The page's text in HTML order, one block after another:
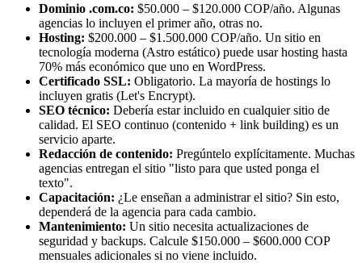
Dominio .com.co: $50.000 – $120.000 COP/año. Algunas
agencias lo incluyen el primer año, otras no.
Hosting: $200.000 – $1.500.000 COP/año. Un sitio en
tecnología moderna (Astro estático) puede usar hosting hasta
70% más económico que uno en WordPress.
Certificado SSL: Obligatorio. La mayoría de hostings lo
incluyen gratis (Let's Encrypt).
SEO técnico: Debería estar incluido en cualquier sitio de
calidad. El SEO continuo (contenido + link building) es un
servicio aparte.
Redacción de contenido: Pregúntelo explícitamente. Muchas
agencias entregan el sitio "listo para que usted ponga el
texto".
Capacitación: ¿Le enseñan a administrar el sitio? Sin esto,
dependerá de la agencia para cada cambio.
Mantenimiento: Un sitio necesita actualizaciones de
seguridad y backups. Calcule $150.000 – $600.000 COP
mensuales adicionales si no viene incluido.